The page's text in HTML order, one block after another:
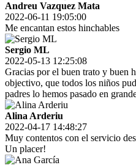
Andreu Vazquez Mata
2022-06-11 19:05:00
Me encantan estos hinchables
Sergio ML
2022-05-13 12:25:08
Gracias por el buen trato y buen
objectivo, que todos los niños
padres lo hemos pasado en
Alina Arderiu
2022-04-17 14:48:27
Muy contentos con el servicio
Un placer!